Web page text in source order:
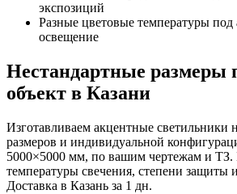
экспозиций
Разные цветовые температуры под
освещение
Нестандартные размеры
объект в Казани
Изготавливаем акцентные светильники
размеров и индивидуальной
5000×5000 мм, по вашим чертежам и
температуры свечения, степени защиты
Доставка в Казань за 1 дн.